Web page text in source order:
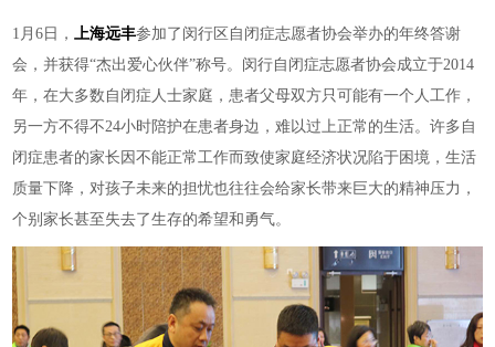
1月6日， 上海远丰参加了闵行区自闭症志愿者协会举办的年终答谢
会，并获得“杰出爱心伙伴”称号。闵行自闭症志愿者协会成立于2014
年， 在大多数自闭症人士家庭，患者父母双方只可能有一个人工作，
另一方不得不24小时陪护在患者身边，难以过上正常的生活。许多自
闭症患者的家长因不能正常工作而致使家庭经济状况陷于困境，生活
质量下降，对孩子未来的担忧也往往会给家长带来巨大的精神压力，
个别家长甚至失去了生存的希望和勇气。